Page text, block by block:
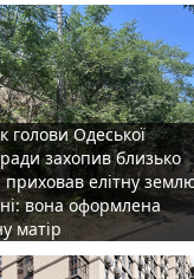
голови Одеської
захопив близько
приховав елітну
вона оформлена
матір